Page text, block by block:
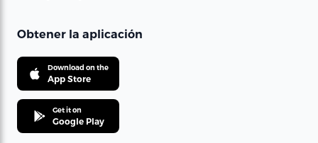
Obtener la aplicación
Download on the
App Store
Get it on
Google Play